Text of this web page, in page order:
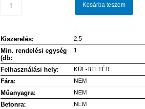
Kosárba teszem
Kiszerelés: 2,5
Min. rendelési egység
(db:
1
Felhasználási hely: KÜL-BELTÉR
Fára: NEM
Műanyagra: NEM
Betonra: NEM